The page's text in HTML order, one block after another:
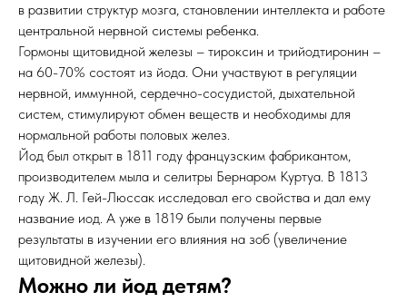
в развитии структур мозга, становлении интеллекта и работе
центральной нервной системы ребенка.
Гормоны щитовидной железы – тироксин и трийодтиронин –
на 60-70% состоят из йода. Они участвуют в регуляции
нервной, иммунной, сердечно-сосудистой, дыхательной
систем, стимулируют обмен веществ и необходимы для
нормальной работы половых желез.
Йод был открыт в 1811 году французским фабрикантом,
производителем мыла и селитры Бернаром Куртуа. В 1813
году Ж. Л. Гей-Люссак исследовал его свойства и дал ему
название иод. А уже в 1819 были получены первые
результаты в изучении его влияния на зоб (увеличение
щитовидной железы).
Можно ли йод детям?